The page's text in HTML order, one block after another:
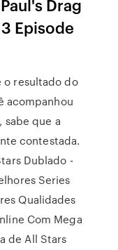
Drag
Episode
o resultado do
acompanhou
sabe que a
contestada.
Dublado -
Series
Qualidades
Com Mega
de All Stars